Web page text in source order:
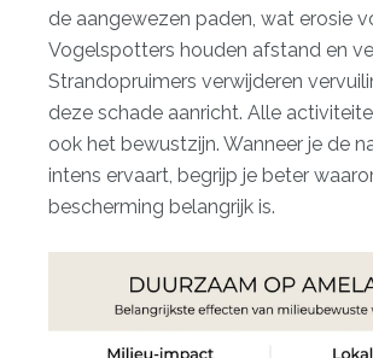
de aangewezen paden, wat erosie
Vogelspotters houden afstand en
Strandopruimers verwijderen
deze schade aanricht. Alle
ook het bewustzijn. Wanneer je de
intens ervaart, begrijp je beter
bescherming belangrijk is.